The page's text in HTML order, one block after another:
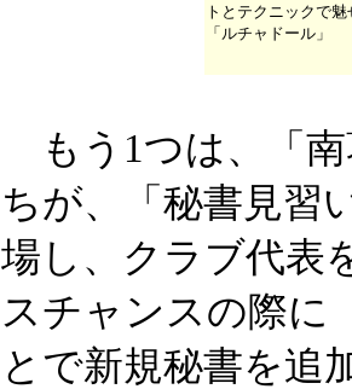
トとテクニックで魅
「ルチャドール」
もう1つは、「南
ちが、「秘書見習
場し、クラブ代表
スチャンスの際に
とで新規秘書を追